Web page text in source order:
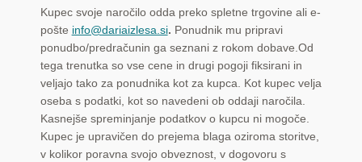
Kupec svoje naročilo odda preko spletne trgovine ali e-
pošte info@dariaizlesa.si. Ponudnik mu pripravi
ponudbo/predračunin ga seznani z rokom dobave.Od
tega trenutka so vse cene in drugi pogoji fiksirani in
veljajo tako za ponudnika kot za kupca. Kot kupec velja
oseba s podatki, kot so navedeni ob oddaji naročila.
Kasnejše spreminjanje podatkov o kupcu ni mogoče.
Kupec je upravičen do prejema blaga oziroma storitve,
v kolikor poravna svojo obveznost, v dogovoru s